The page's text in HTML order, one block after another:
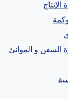
السفن و الموانئ